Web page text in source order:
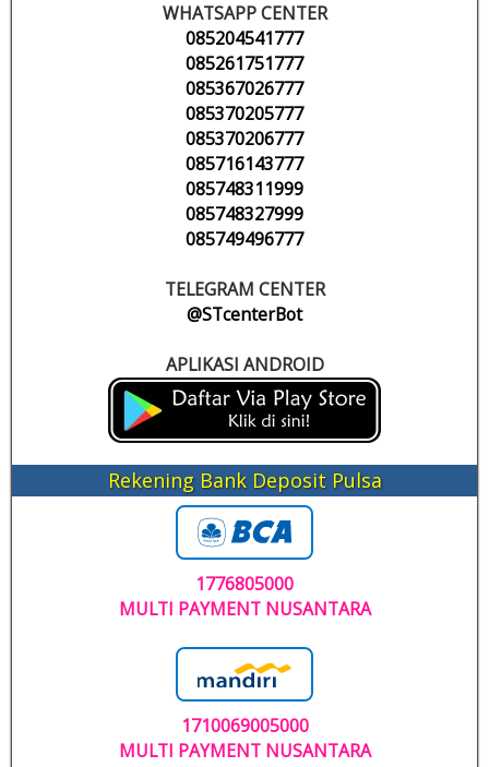
WHATSAPP CENTER
085204541777
085261751777
085367026777
085370205777
085370206777
085716143777
085748311999
085748327999
085749496777
TELEGRAM CENTER
@STcenterBot
APLIKASI ANDROID
Rekening Bank Deposit Pulsa
1776805000
MULTI PAYMENT NUSANTARA
1710069005000
MULTI PAYMENT NUSANTARA